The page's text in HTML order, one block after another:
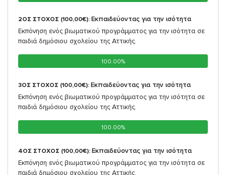
2ΟΣ ΣΤΟΧΟΣ (100,00€): Εκπαιδεύοντας για την ισότητα
Εκπόνηση ενός βιωματικού προγράμματος για την ισότητα σε
παιδιά δημόσιου σχολείου της Αττικής.
100.00%
100.00%
3ΟΣ ΣΤΟΧΟΣ (100,00€): Εκπαιδεύοντας για την ισότητα
Εκπόνηση ενός βιωματικού προγράμματος για την ισότητα σε
παιδιά δημόσιου σχολείου της Αττικής.
100.00%
100.00%
4ΟΣ ΣΤΟΧΟΣ (100,00€): Εκπαιδεύοντας για την ισότητα
Εκπόνηση ενός βιωματικού προγράμματος για την ισότητα σε
παιδιά δημόσιου σχολείου της Αττικής.